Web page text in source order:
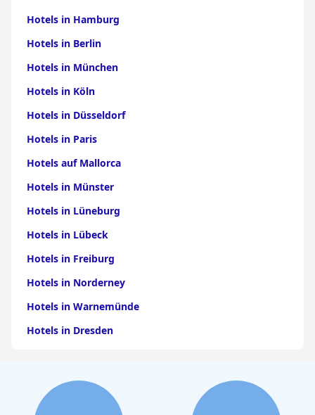
Hotels in Hamburg
Hotels in Berlin
Hotels in München
Hotels in Köln
Hotels in Düsseldorf
Hotels in Paris
Hotels auf Mallorca
Hotels in Münster
Hotels in Lüneburg
Hotels in Lübeck
Hotels in Freiburg
Hotels in Norderney
Hotels in Warnemünde
Hotels in Dresden
Hotels in Stuttgart
Hotels in Leipzig